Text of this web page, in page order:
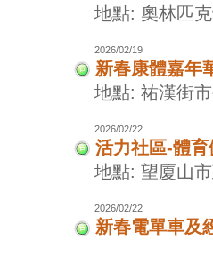
地點: 奧林匹
2026/02/19
新春康體嘉年
地點: 祐漢街
2026/02/22
活力社區-體
地點: 望廈山
2026/02/22
新春電單車及